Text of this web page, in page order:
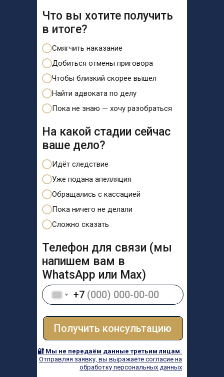
🔐 Мы не передаём данные третьим лицам.
Отправляя заявку, вы выражаете согласие на
обработку персональных данных
Что вы хотите получить
в итоге?
Смягчить наказание
Добиться отмены приговора
Чтобы близкий скорее вышел
Найти адвоката по делу
Пока не знаю — хочу разобраться
На какой стадии сейчас
ваше дело?
Идёт следствие
Уже подана апелляция
Обращались с кассацией
Пока ничего не делали
Сложно сказать
Телефон для связи (мы
напишем вам в
WhatsApp или Max)
+7
Получить консультацию